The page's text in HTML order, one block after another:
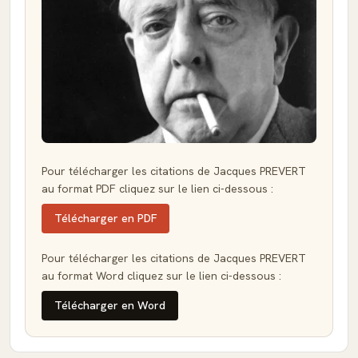
Pour télécharger les citations de Jacques PREVERT
au format PDF cliquez sur le lien ci-dessous :
Télécharger en PDF
Pour télécharger les citations de Jacques PREVERT
au format Word cliquez sur le lien ci-dessous :
Télécharger en Word